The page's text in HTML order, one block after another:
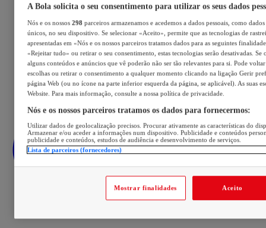
A Bola solicita o seu consentimento para utilizar os seus dados
Nós e os nossos 298 parceiros armazenamos e acedemos a dados pessoais, como
únicos, no seu dispositivo. Se selecionar «Aceito», permite que as tecnologias de
apresentadas em «Nós e os nossos parceiros tratamos dados para as seguintes
«Rejeitar tudo» ou retirar o seu consentimento, estas tecnologias serão desativadas. Se
alguns conteúdos e anúncios que vê poderão não ser tão relevantes para si. Pode voltar
escolhas ou retirar o consentimento a qualquer momento clicando na ligação Gerir
página Web (ou no ícone na parte inferior esquerda da página, se aplicável). As suas
Website. Para mais informação, consulte a nossa política de privacidade.
Nós e os nossos parceiros tratamos os dados para fornecermos:
Utilizar dados de geolocalização precisos. Procurar ativamente as características do
Armazenar e/ou aceder a informações num dispositivo. Publicidade e conteúdos
publicidade e conteúdos, estudos de audiência e desenvolvimento de serviços.
Lista de parceiros (fornecedores)
Mostrar finalidades Aceito